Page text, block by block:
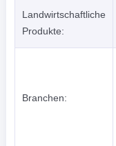
Landwirtschaftliche
Produkte:
Branchen: